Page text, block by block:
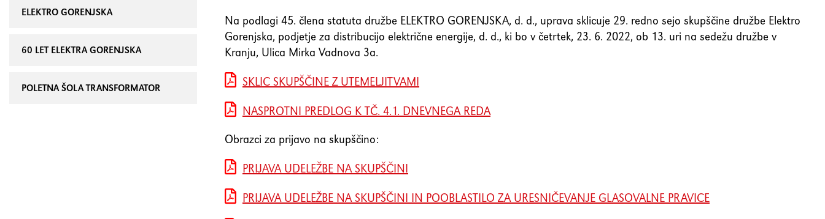
ELEKTRO GORENJSKA
60 LET ELEKTRA GORENJSKA
POLETNA ŠOLA TRANSFORMATOR
Na podlagi 45. člena statuta družbe ELEKTRO GORENJSKA, d. d., uprava sklicuje 29. redno sejo skupščine družbe Elektro
Gorenjska, podjetje za distribucijo električne energije, d. d., ki bo v četrtek, 23. 6. 2022, ob 13. uri na sedežu družbe v
Kranju, Ulica Mirka Vadnova 3a.
SKLIC SKUPŠČINE Z UTEMELJITVAMI
NASPROTNI PREDLOG K TČ. 4.1. DNEVNEGA REDA
Obrazci za prijavo na skupščino:
PRIJAVA UDELEŽBE NA SKUPŠČINI
PRIJAVA UDELEŽBE NA SKUPŠČINI IN POOBLASTILO ZA URESNIČEVANJE GLASOVALNE PRAVICE